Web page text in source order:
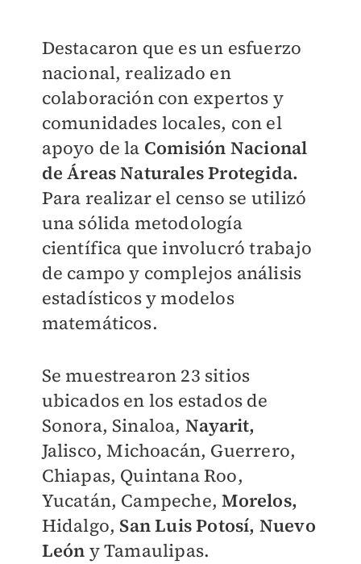
Destacaron que es un esfuerzo
nacional, realizado en
colaboración con expertos y
comunidades locales, con el
apoyo de la Comisión Nacional
de Áreas Naturales Protegida.
Para realizar el censo se utilizó
una sólida metodología
científica que involucró trabajo
de campo y complejos análisis
estadísticos y modelos
matemáticos.
Se muestrearon 23 sitios
ubicados en los estados de
Sonora, Sinaloa, Nayarit,
Jalisco, Michoacán, Guerrero,
Chiapas, Quintana Roo,
Yucatán, Campeche,Morelos,
Hidalgo, San Luis Potosí, Nuevo
León y Tamaulipas.